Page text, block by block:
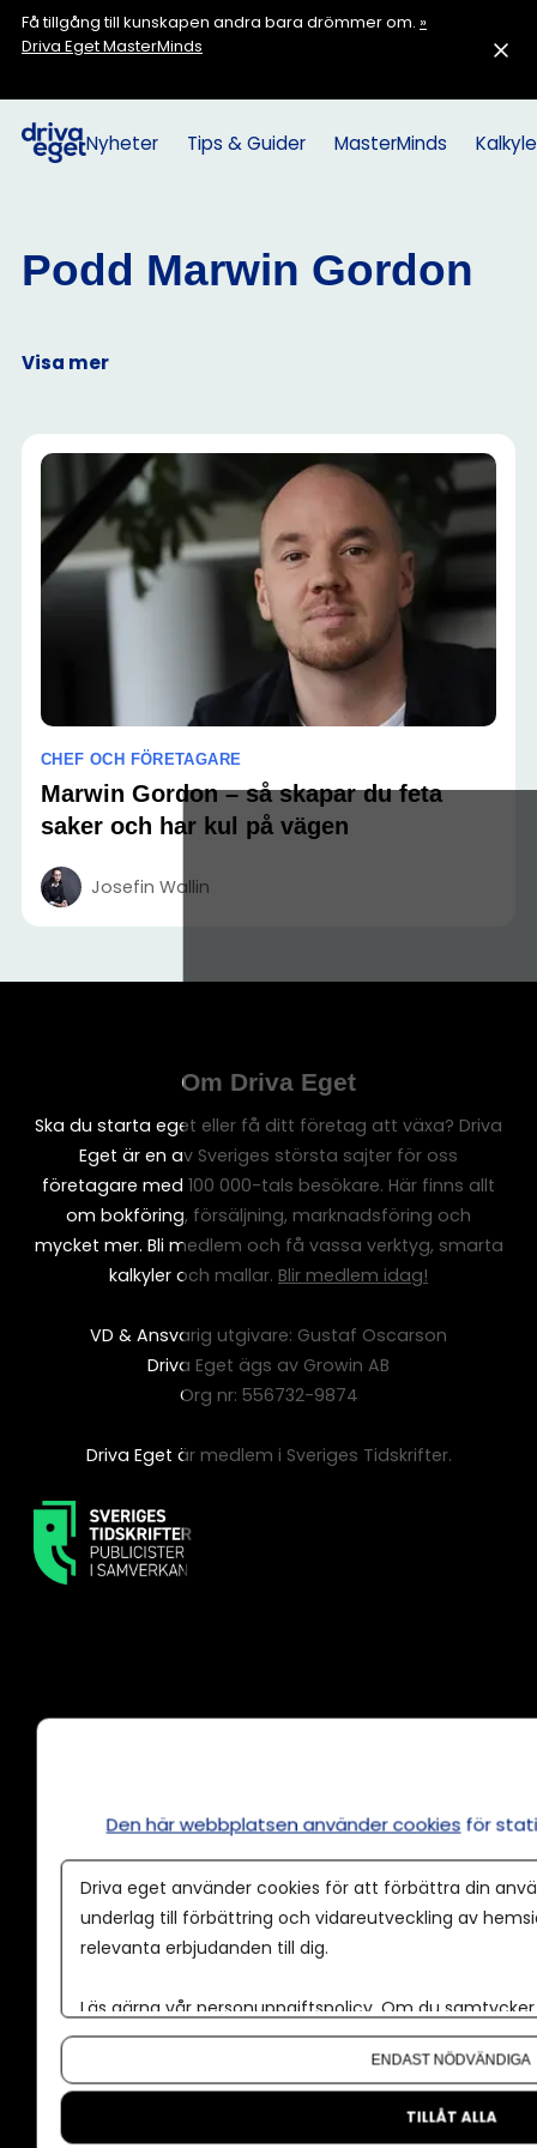
Få tillgång till kunskapen andra bara drömmer om. »
Driva Eget MasterMinds
Nyheter Tips & Guider MasterMinds
Podd Marwin Gordon
Visa mer
CHEF OCH FÖRETAGARE
Marwin Gordon – så skapar du feta
saker och har kul på vägen
Josefin Wallin
Om Driva Eget
Ska du starta eget eller få ditt företag att växa? Driva
Eget är en av Sveriges största sajter för oss
företagare med 100 000-tals besökare. Här finns allt
om bokföring, försäljning, marknadsföring och
mycket mer. Bli medlem och få vassa verktyg, smarta
kalkyler och mallar. Blir medlem idag!
VD & Ansvarig utgivare: Gustaf Oscarson
Driva Eget ägs av Growin AB
Org nr: 556732-9874
Driva Eget är medlem i Sveriges Tidskrifter.
Våra användarvillkor
Policy för AI
Annonspolicy
Tillgänglighet
Om oss
Den här webbplatsen använder cookies för
Driva eget använder cookies för att förbättra din
underlag till förbättring och vidareutveckling av
relevanta erbjudanden till dig.
Läs gärna vår personuppgiftspolicy. Om du
Om du vill ändra ditt val i efterhand hittar du den
ENDAST NÖDVÄNDIGA
TILLÅT ALLA